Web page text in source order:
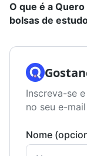
O que é a
bolsas de
Inscreva-se
no seu e-mail
Nome